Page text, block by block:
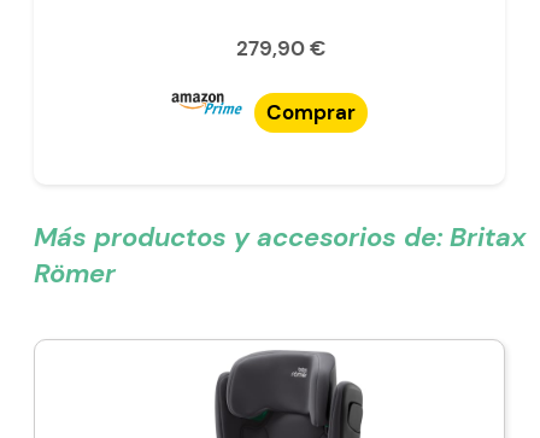
279,90 €
Comprar
Más productos y accesorios de: Britax
Römer